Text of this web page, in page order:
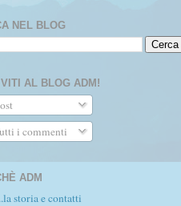
NEL BLOG
AL BLOG ADM!
i commenti
ADM
storia e contatti